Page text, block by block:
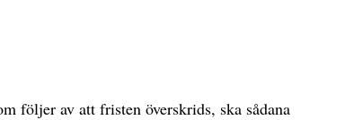
följer av att fristen överskrids, ska sådana